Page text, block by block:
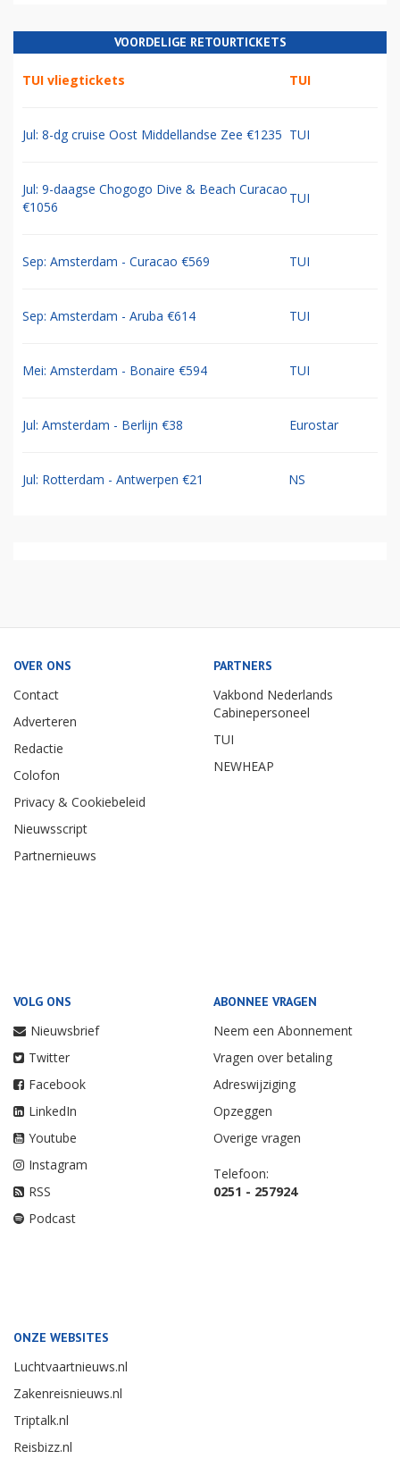
VOORDELIGE RETOURTICKETS
TUI vliegtickets TUI
Jul: 8-dg cruise Oost Middellandse Zee €1235 TUI
Jul: 9-daagse Chogogo Dive & Beach Curacao
€1056
TUI
Sep: Amsterdam - Curacao €569 TUI
Sep: Amsterdam - Aruba €614 TUI
Mei: Amsterdam - Bonaire €594 TUI
Jul: Amsterdam - Berlijn €38 Eurostar
Jul: Rotterdam - Antwerpen €21 NS
OVER ONS
Contact
Adverteren
Redactie
Colofon
Privacy & Cookiebeleid
Nieuwsscript
Partnernieuws
PARTNERS
Vakbond Nederlands
Cabinepersoneel
TUI
NEWHEAP
VOLG ONS
Nieuwsbrief
Twitter
Facebook
LinkedIn
Youtube
Instagram
RSS
Podcast
ABONNEE VRAGEN
Neem een Abonnement
Vragen over betaling
Adreswijziging
Opzeggen
Overige vragen
Telefoon:
0251 - 257924
ONZE WEBSITES
Luchtvaartnieuws.nl
Zakenreisnieuws.nl
Triptalk.nl
Reisbizz.nl